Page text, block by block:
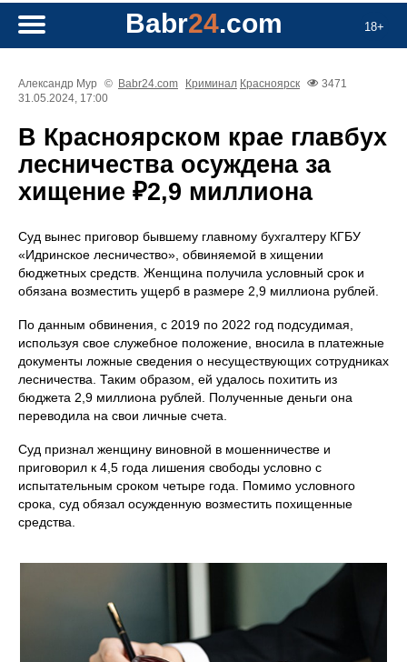
18+
Babr24.com
Александр Мур © Babr24.com Криминал Красноярск
3471
31.05.2024, 17:00
В Красноярском крае главбух
лесничества осуждена за
хищение ₽2,9 миллиона
Суд вынес приговор бывшему главному бухгалтеру КГБУ
«Идринское лесничество», обвиняемой в хищении
бюджетных средств. Женщина получила условный срок и
обязана возместить ущерб в размере 2,9 миллиона рублей.
По данным обвинения, с 2019 по 2022 год подсудимая,
используя свое служебное положение, вносила в платежные
документы ложные сведения о несуществующих сотрудниках
лесничества. Таким образом, ей удалось похитить из
бюджета 2,9 миллиона рублей. Полученные деньги она
переводила на свои личные счета.
Суд признал женщину виновной в мошенничестве и
приговорил к 4,5 года лишения свободы условно с
испытательным сроком четыре года. Помимо условного
срока, суд обязал осужденную возместить похищенные
средства.